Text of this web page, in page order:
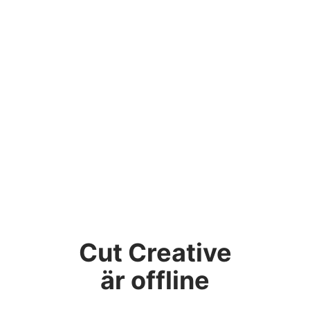
Cut Creative
är offline